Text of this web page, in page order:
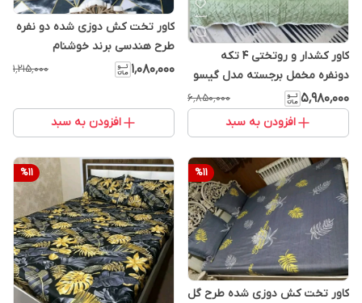
کاور کشدار و روتختی 4 تکه
دونفره مخمل برجسته مدل گیسو
همراه با روبالش برند خوشنام
هگمتان
۵٬۹۸۰٬۰۰۰ ۶٬۸۵۰٬۰۰۰
افزودن به سبد
کاور تخت کش دوزی شده دو نفره
طرح هندسی برند خوشنام
هگمتان کد 990
۱٬۰۸۰٬۰۰۰ ۱٬۲۱۵٬۰۰۰
افزودن به سبد
%11
کاور تخت کش دوزی شده طرح گل
%11